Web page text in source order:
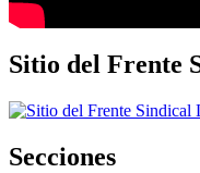
Sitio del Frente
Secciones